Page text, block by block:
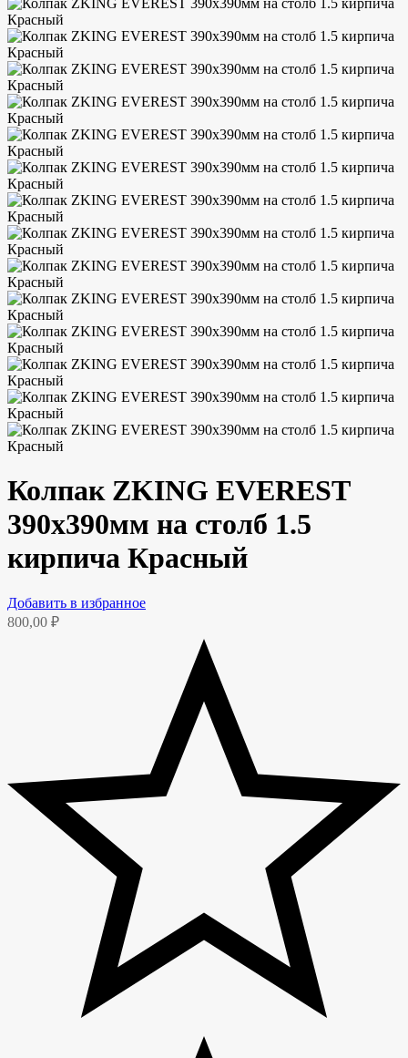
Колпак ZKING EVEREST
390х390мм на столб 1.5
кирпича Красный
Добавить в избранное
800,00 ₽